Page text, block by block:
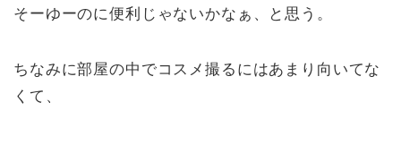
そーゆーのに便利じゃないかなぁ、と思う。
ちなみに部屋の中でコスメ撮るにはあまり向いてな
くて、